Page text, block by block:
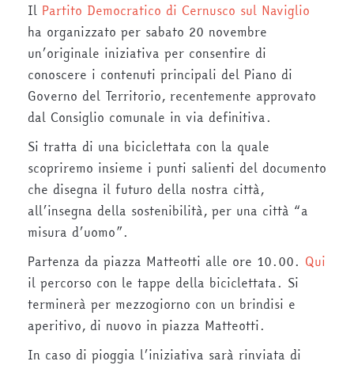
Il Partito Democratico di Cernusco sul Naviglio
ha organizzato per sabato 20 novembre
un’originale iniziativa per consentire di
conoscere i contenuti principali del Piano di
Governo del Territorio, recentemente approvato
dal Consiglio comunale in via definitiva.
Si tratta di una biciclettata con la quale
scopriremo insieme i punti salienti del documento
che disegna il futuro della nostra città,
all’insegna della sostenibilità, per una città “a
misura d’uomo”.
Partenza da piazza Matteotti alle ore 10.00. Qui
il percorso con le tappe della biciclettata. Si
terminerà per mezzogiorno con un brindisi e
aperitivo, di nuovo in piazza Matteotti.
In caso di pioggia l’iniziativa sarà rinviata di